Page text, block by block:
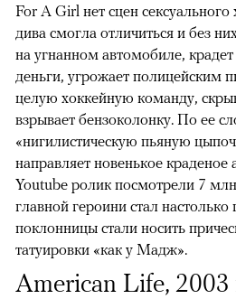
For A Girl нет сцен
дива смогла отличиться и без
на угнанном автомобиле,
деньги, угрожает полицейским
целую хоккейную команду,
взрывает бензоколонку. По ее
«нигилистическую пьяную
направляет новенькое
Youtube ролик посмотрели 7
главной героини стал
поклонницы стали носить
татуировки «как у Мадж».
American Life, 2003